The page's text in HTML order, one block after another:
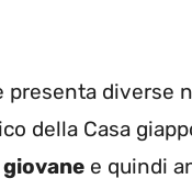
presenta diverse
della Casa
e quindi